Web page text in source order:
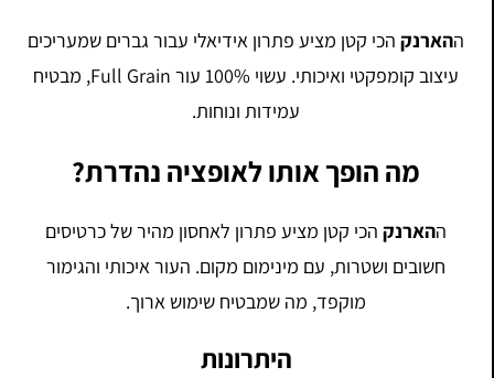
ההארנקהכי קטן מציע פתרון אידיאלי עבור גברים שמעריכים
עיצוב קומפקטי ואיכותי. עשוי 100% עור Full Grain, מבטיח
עמידות ונוחות.
מה הופך אותו לאופציה נהדרת?
ההארנקהכי קטן מציע פתרון לאחסון מהיר של כרטיסים
חשובים ושטרות, עם מינימום מקום. העור איכותי והגימור
מוקפד, מה שמבטיח שימוש ארוך.
היתרונות